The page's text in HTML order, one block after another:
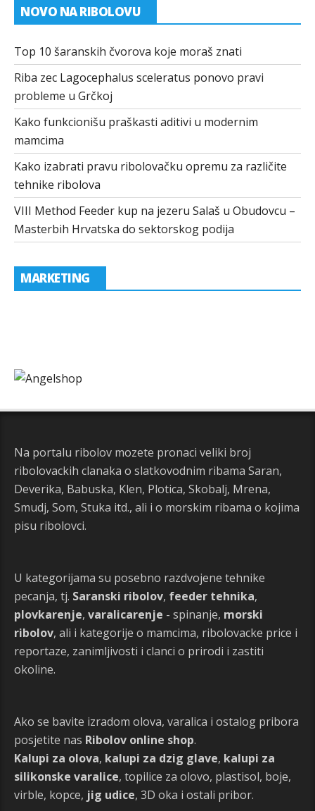
NOVO NA RIBOLOVU
Top 10 šaranskih čvorova koje moraš znati
Riba zec Lagocephalus sceleratus ponovo pravi
probleme u Grčkoj
Kako funkcionišu praškasti aditivi u modernim
mamcima
Kako izabrati pravu ribolovačku opremu za različite
tehnike ribolova
VIII Method Feeder kup na jezeru Salaš u Obudovcu –
Masterbih Hrvatska do sektorskog podija
MARKETING
Na portalu ribolov mozete pronaci veliki broj
ribolovackih clanaka o slatkovodnim ribama Saran,
Deverika, Babuska, Klen, Plotica, Skobalj, Mrena,
Smudj, Som, Stuka itd., ali i o morskim ribama o kojima
pisu ribolovci.
U kategorijama su posebno razdvojene tehnike
pecanja, tj. Saranski ribolov, feeder tehnika,
plovkarenje, varalicarenje - spinanje, morski
ribolov, ali i kategorije o mamcima, ribolovacke price i
reportaze, zanimljivosti i clanci o prirodi i zastiti
okoline.
Ako se bavite izradom olova, varalica i ostalog pribora
posjetite nas Ribolov online shop.
Kalupi za olova, kalupi za dzig glave, kalupi za
silikonske varalice, topilice za olovo, plastisol, boje,
virble, kopce, jig udice, 3D oka i ostali pribor.